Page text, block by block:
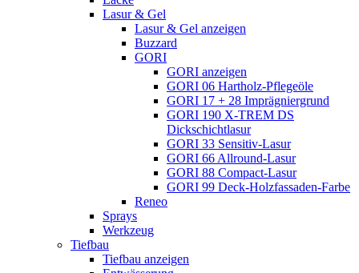
Lasur & Gel
Lasur & Gel anzeigen
Buzzard
GORI
GORI anzeigen
GORI 06 Hartholz-Pflegeöle
GORI 17 + 28 Imprägniergrund
GORI 190 X-TREM DS
Dickschichtlasur
GORI 33 Sensitiv-Lasur
GORI 66 Allround-Lasur
GORI 88 Compact-Lasur
GORI 99 Deck-Holzfassaden-Farbe
Reneo
Sprays
Werkzeug
Tiefbau
Tiefbau anzeigen